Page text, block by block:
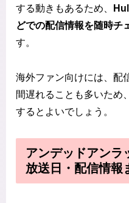
する動きもあるため、
どでの配信情報を随時チ
す。
海外ファン向けには、配
間遅れることも多いため
するとよいでしょう。
アンデッドアンラ
放送日・配信情報